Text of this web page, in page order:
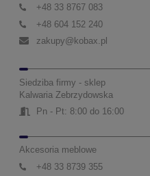
+48 33 8767 083
+48 604 152 240
zakupy@kobax.pl
Siedziba firmy - sklep
Kalwaria Zebrzydowska
Pn - Pt: 8:00 do 16:00
Akcesoria meblowe
+48 33 8739 355